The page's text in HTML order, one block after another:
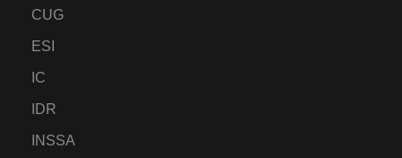
CUG
ESI
IC
IDR
INSSA